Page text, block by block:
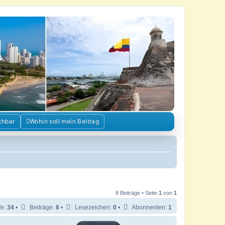
Wohin soll mein Beitrag
8 Beiträge • Seite 1 von 1
34 • Beiträge: 8 • Lesezeichen: 0 • Abonnenten: 1